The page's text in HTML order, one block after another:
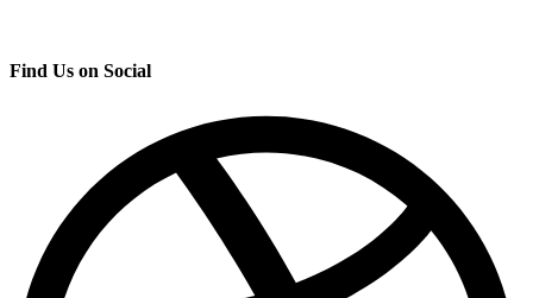
Find Us on Social